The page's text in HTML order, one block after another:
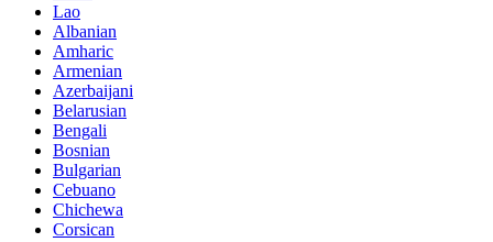
Lao
Albanian
Amharic
Armenian
Azerbaijani
Belarusian
Bengali
Bosnian
Bulgarian
Cebuano
Chichewa
Corsican